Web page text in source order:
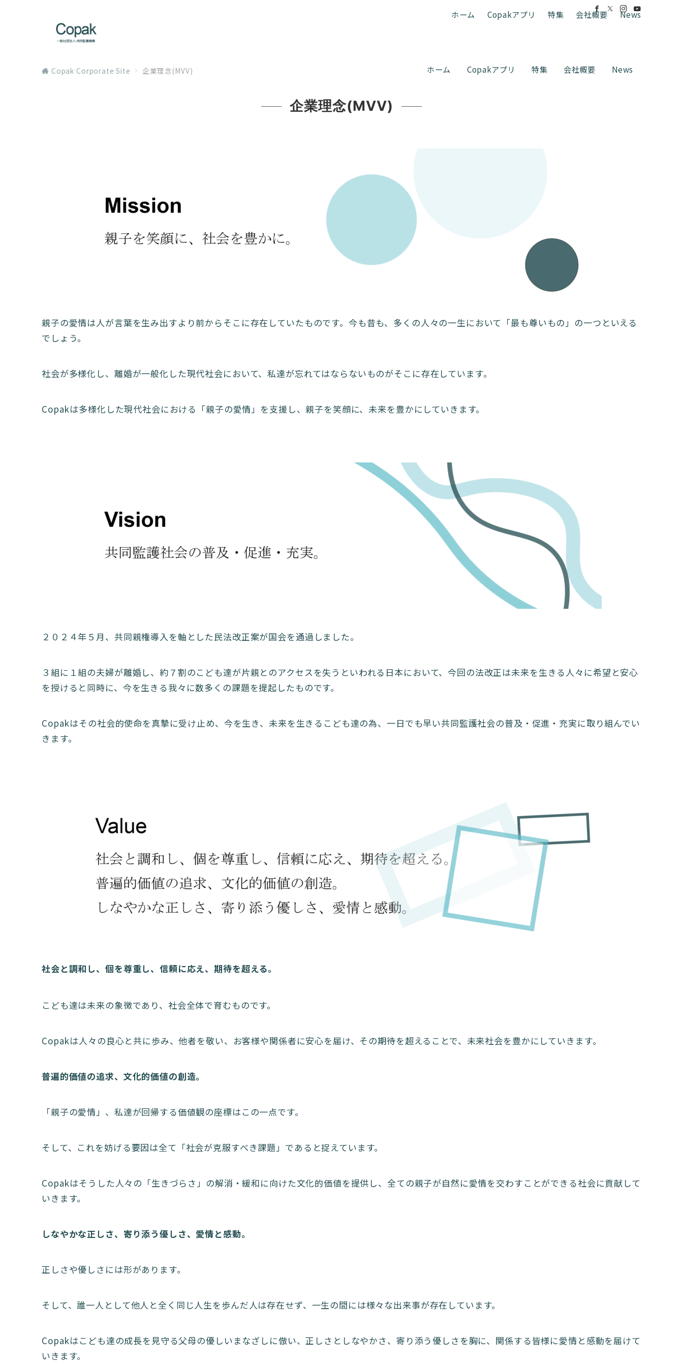
ホーム Copakアプリ 特集 会社概要 News
ホーム Copakアプリ 特集 会社概要 News
Copak Corporate Site 企業理念(MVV)
企業理念(MVV)
親子の愛情は人が言葉を生み出すより前からそこに存在していたものです。今も昔も、多くの人々の一生において「最も尊いもの」の一つといえる
でしょう。
社会が多様化し、離婚が一般化した現代社会において、私達が忘れてはならないものがそこに存在しています。
Copakは多様化した現代社会における「親子の愛情」を支援し、親子を笑顔に、未来を豊かにしていきます。
２０２４年５月、共同親権導入を軸とした民法改正案が国会を通過しました。
３組に１組の夫婦が離婚し、約７割のこども達が片親とのアクセスを失うといわれる日本において、今回の法改正は未来を生きる人々に希望と安心
を授けると同時に、今を生きる我々に数多くの課題を提起したものです。
Copakはその社会的使命を真摯に受け止め、今を生き、未来を生きるこども達の為、一日でも早い共同監護社会の普及・促進・充実に取り組んでい
きます。
社会と調和し、個を尊重し、信頼に応え、期待を超える。
こども達は未来の象徴であり、社会全体で育むものです。
Copakは人々の良心と共に歩み、他者を敬い、お客様や関係者に安心を届け、その期待を超えることで、未来社会を豊かにしていきます。
普遍的価値の追求、文化的価値の創造。
「親子の愛情」、私達が回帰する価値観の座標はこの一点です。
そして、これを妨げる要因は全て「社会が克服すべき課題」であると捉えています。
Copakはそうした人々の「生きづらさ」の解消・緩和に向けた文化的価値を提供し、全ての親子が自然に愛情を交わすことができる社会に貢献して
いきます。
​しなやかな正しさ、寄り添う優しさ、愛情と感動。
正しさや優しさには形があります。
そして、誰一人として他人と全く同じ人生を歩んだ人は存在せず、一生の間には様々な出来事が存在しています。
Copakはこども達の成長を見守る父母の優しいまなざしに倣い、正しさとしなやかさ、寄り添う優しさを胸に、関係する皆様に愛情と感動を届けて
いきます。​